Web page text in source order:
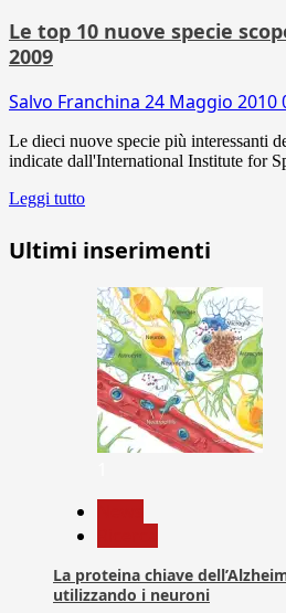
Le top 10 nuove specie
2009
Salvo Franchina 24 Maggio 2010
Le dieci nuove specie più interessanti
indicate dall'International Institute for
Leggi tutto
Ultimi inserimenti
La proteina chiave
utilizzando i neuroni